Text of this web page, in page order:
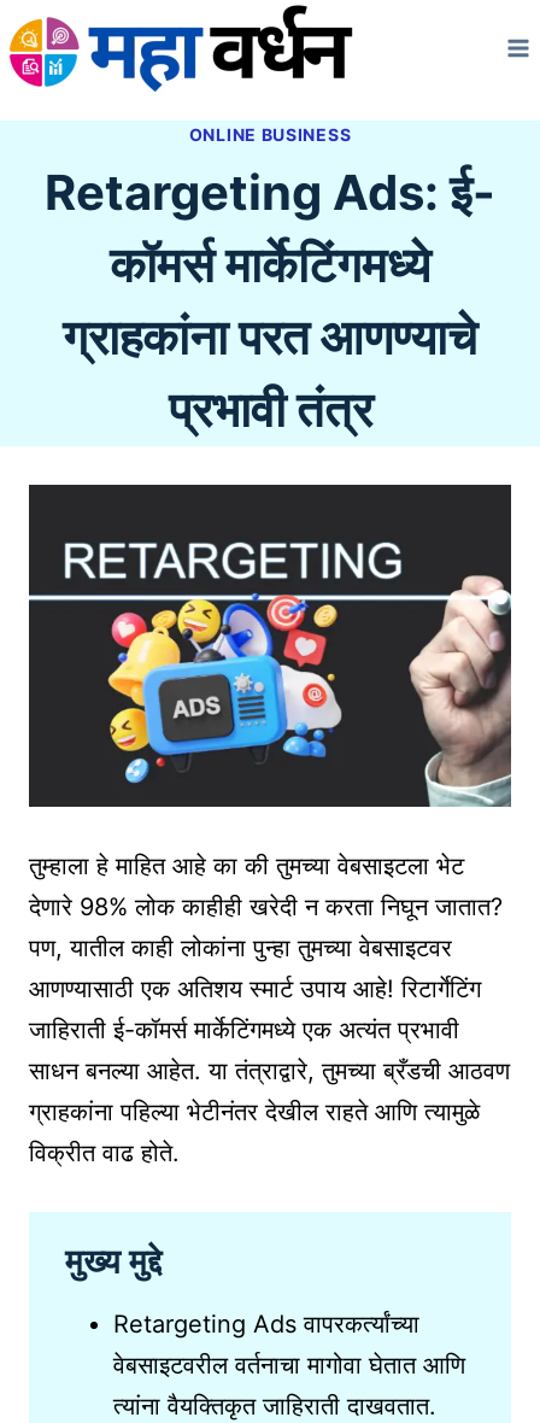
Skip
to
ONLINE BUSINESS
Retargeting Ads: ई-
कॉमर्स मार्केटिंगमध्ये
ग्राहकांना परत आणण्याचे
प्रभावी तंत्र
तुम्हाला हे माहित आहे का की तुमच्या वेबसाइटला भेट
देणारे 98% लोक काहीही खरेदी न करता निघून जातात?
पण, यातील काही लोकांना पुन्हा तुमच्या वेबसाइटवर
आणण्यासाठी एक अतिशय स्मार्ट उपाय आहे! रिटार्गेटिंग
जाहिराती ई-कॉमर्स मार्केटिंगमध्ये एक अत्यंत प्रभावी
साधन बनल्या आहेत. या तंत्राद्वारे, तुमच्या ब्रँडची आठवण
ग्राहकांना पहिल्या भेटीनंतर देखील राहते आणि त्यामुळे
विक्रीत वाढ होते.
मुख्य मुद्दे
Retargeting Ads वापरकर्त्यांच्या
वेबसाइटवरील वर्तनाचा मागोवा घेतात आणि
त्यांना वैयक्तिकृत जाहिराती दाखवतात.